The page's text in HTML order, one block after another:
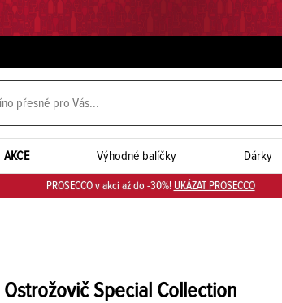
AKCE Výhodné balíčky Dárky
PROSECCO v akci až do -30%! UKÁZAT PROSECCO
OstrožovičSpecial Collection